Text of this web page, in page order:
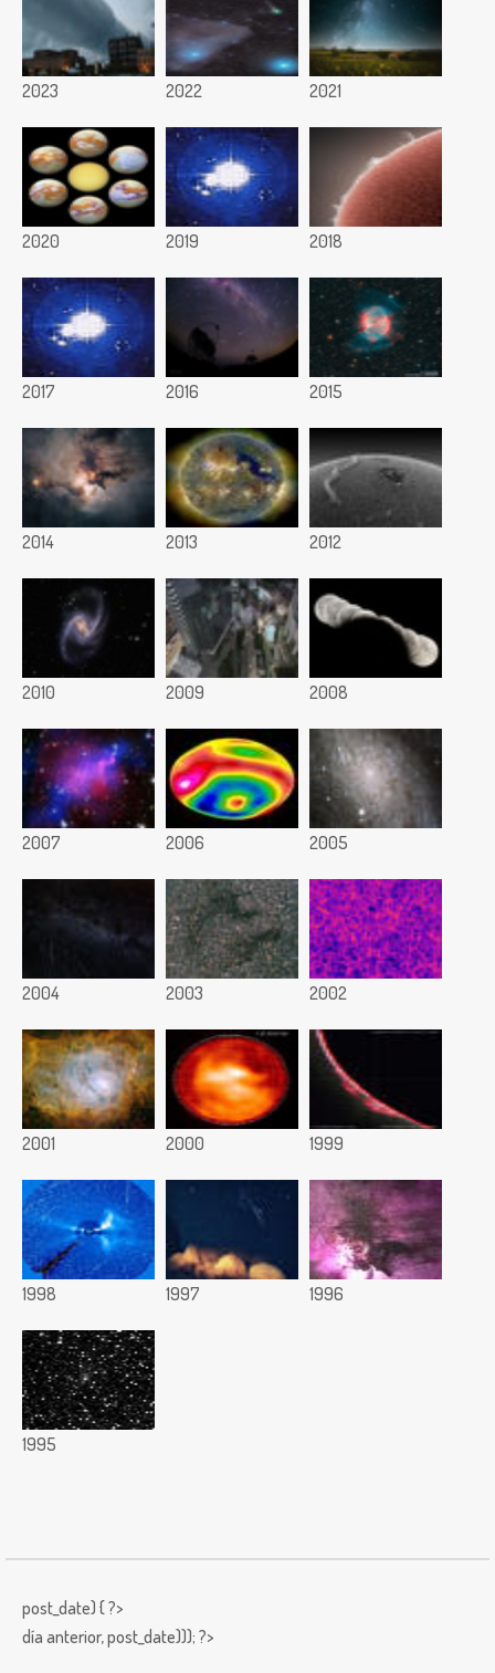
2023 2022 2021
2020 2019 2018
2017 2016 2015
2014 2013 2012
2010 2009 2008
2007 2006 2005
2004 2003 2002
2001 2000 1999
1998 1997 1996
1995
post_date) { ?>
día anterior,post_date))); ?>